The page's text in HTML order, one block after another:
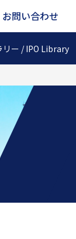
お問い合わせ
リー /IPO Library